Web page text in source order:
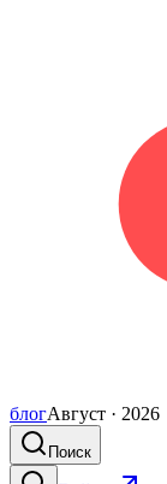
блогАвгуст · 2026
Поиск